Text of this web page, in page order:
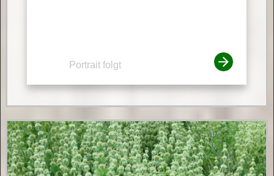
Portrait folgt